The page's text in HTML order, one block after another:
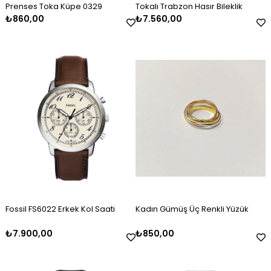
Erkek Gümüş Oksitli Kazaziye
₺2.120,00
Erkek Gümüş Kazaziye Tesbih
Kadın Gümüş Mineli Set Takımı
₺9.100,00
Kadın Gümüş Mineli Kolye
Kadın Gümüş Baget Taşlı Zirkon
Kelepçe
₺4.100,00
Kadın Gümüş Gold Taşlı Markiz
Prenses Toka Küpe 0329
₺860,00
Tokalı Trabzon Hasır Bileklik
₺7.560,00
Fossil FS6022 Erkek Kol Saati
₺7.900,00
Kadın Gümüş Üç Renkli Yüzük
₺850,00